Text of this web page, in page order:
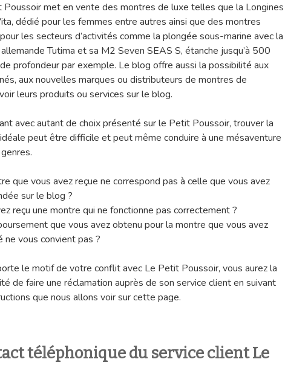
Poussoir met en vente des montres de luxe telles que la Longines
dédié pour les femmes entre autres ainsi que des montres
les secteurs d’activités comme la plongée sous-marine avec la
Tutima et sa M2 Seven SEAS S, étanche jusqu’à 500
profondeur par exemple. Le blog offre aussi la possibilité aux
aux nouvelles marques ou distributeurs de montres de
leurs produits ou services sur le blog.
avec autant de choix présenté sur le Petit Poussoir, trouver la
peut être difficile et peut même conduire à une mésaventure
que vous avez reçue ne correspond pas à celle que vous avez
sur le blog ?
reçu une montre qui ne fonctionne pas correctement ?
que vous avez obtenu pour la montre que vous avez
ne vous convient pas ?
le motif de votre conflit avec Le Petit Poussoir, vous aurez la
de faire une réclamation auprès de son service client en suivant
que nous allons voir sur cette page.
téléphonique du service client Le